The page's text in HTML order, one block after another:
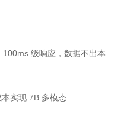
级响应，数据不出本
实现 7B 多模态